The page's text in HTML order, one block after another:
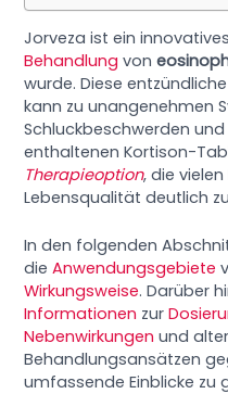
Jorveza ist ein
Behandlung von
wurde. Diese
kann zu unangenehmen
Schluckbeschwerden
enthaltenen Kortison-
Therapieoption, die
Lebensqualität deutlich
In den folgenden
dieAnwendungsgebiete
Wirkungsweise. Darüber
Informationen zur
Nebenwirkungen und
Behandlungsansätzen
umfassende Einblicke zu